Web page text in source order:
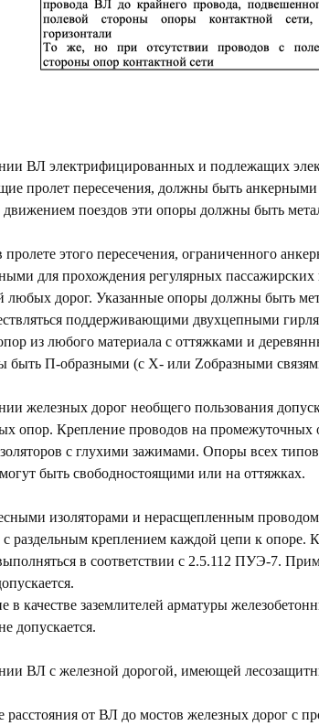
ВЛ электрифицированных и подлежащих
пролет пересечения, должны быть
поездов эти опоры должны быть
пролете этого пересечения, ограниченного
для прохождения регулярных
любых дорог. Указанные опоры должны быть
поддерживающими двухцепными
из любого материала с оттяжками и
быть П-образными (с Х- или Zобразными
железных дорог необщего пользования
опор. Крепление проводов на
с глухими зажимами. Опоры всех
быть свободностоящими или на оттяжках.
изоляторами и нерасщепленным
раздельным креплением каждой цепи к опоре.
в соответствии с 2.5.112 ПУЭ-7.
в качестве заземлителей арматуры
допускается.
ВЛ с железной дорогой, имеющей
от ВЛ до мостов железных дорог с